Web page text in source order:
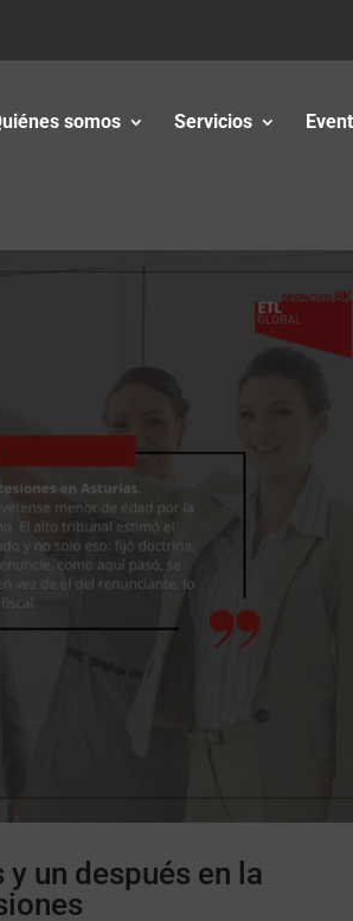
somos Servicios
un después en la